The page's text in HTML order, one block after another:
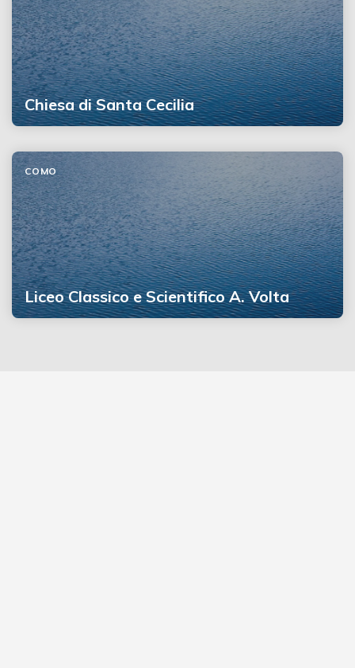
Chiesa di Santa Cecilia
Liceo Classico e Scientifico A. Volta
COMO